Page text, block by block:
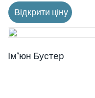
Відкрити ціну
Ім’юн Бустер